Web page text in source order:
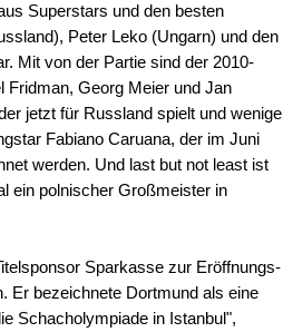
Superstars und den besten
Peter Leko (Ungarn) und den
Mit von der Partie sind der 2010-
Fridman, Georg Meier und Jan
jetzt für Russland spielt und wenige
Fabiano Caruana, der im Juni
werden. Und last but not least ist
ein polnischer Großmeister in
Sparkasse zur Eröffnungs-
Er bezeichnete Dortmund als eine
Schacholympiade in Istanbul",